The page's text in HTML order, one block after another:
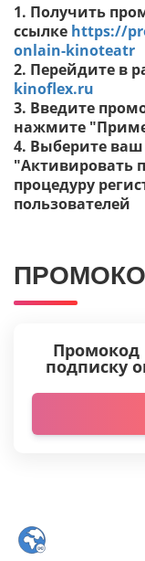
1. Получить
ссылке https://
onlain-kinoteatr
2. Перейдите в
kinoflex.ru
3. Введите
нажмите
4. Выберите
"Активировать
процедуру
пользователей
Промокод
подписку